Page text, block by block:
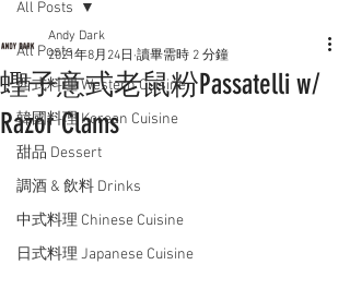
All Posts
西式料理 Western Cuisine
韓國料理 Korean Cuisine
甜品 Dessert
調酒 & 飲料 Drinks
中式料理 Chinese Cuisine
日式料理 Japanese Cuisine
All Posts
蟶子意式老鼠粉Passatelli w/
Razor Clams
Andy Dark
2021年8月24日 讀畢需時 2 分鐘